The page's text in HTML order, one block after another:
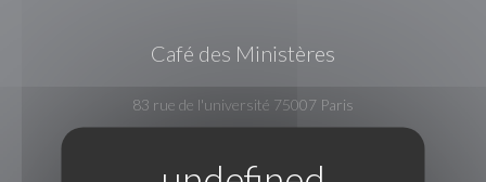
Café des Ministères
83 rue de l'université 75007 Paris